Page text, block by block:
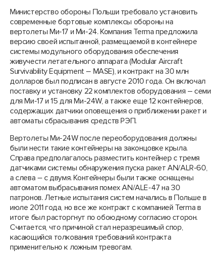
Министерство обороны Польши требовало установить
современные бортовые комплексы обороны на
вертолеты Ми-17 и Ми-24. Компания Terma предложила
версию своей испытанной, размещаемой в контейнере
системы модульного оборудования обеспечения
живучести летательного аппарата (Modular Aircraft
Survivability Equipment – MASE), и контракт на 30 млн
долларов был подписан в августе 2010 года. Он включал
поставку и установку 22 комплектов оборудования – семи
для Ми-17 и 15 для Ми-24W, а также еще 12 контейнеров,
содержащих датчики оповещения о приближении ракет и
автоматы сбрасывания средств РЭП.
Вертолеты Ми-24W после переоборудования должны
были нести такие контейнеры на законцовке крыла.
Справа предполагалось разместить контейнер с тремя
датчиками системы обнаружения пуска ракет AN/ALR-60,
а слева – с двумя. Контейнеры были также оснащены
автоматом выбрасывания помех AN/ALE-47 на 30
патронов. Летные испытания систем начались в Польше в
июле 2011 года, но все же контракт с компанией Terma в
итоге был расторгнут по обоюдному согласию сторон.
Считается, что причиной стал неразрешимый спор,
касающийся толкования требований контракта
применительно к ложным тревогам.